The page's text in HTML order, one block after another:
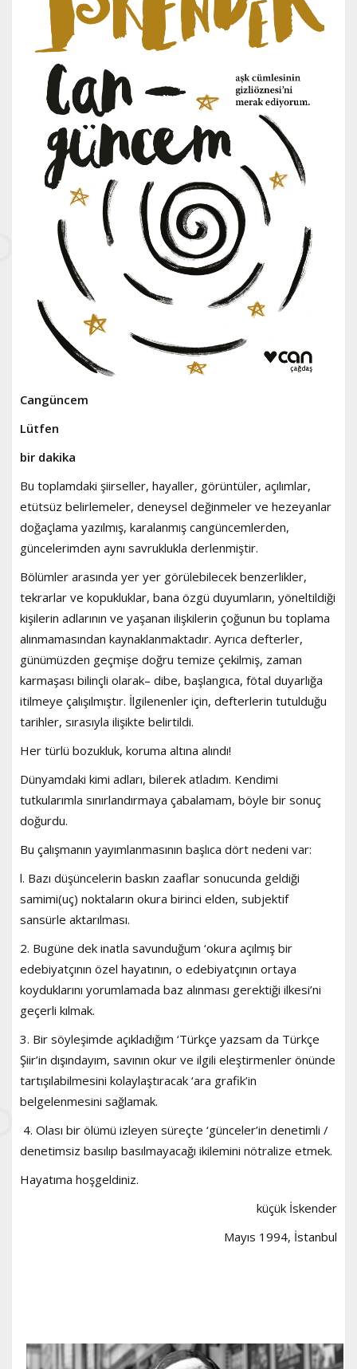
Cangüncem
Lütfen
bir dakika
Bu toplamdaki şiirseller, hayaller, görüntüler, açılımlar,
etütsüz belirlemeler, deneysel değinmeler ve hezeyanlar
doğaçlama yazılmış, karalanmış cangüncemlerden,
güncelerimden aynı savruklukla derlenmiştir.
Bölümler arasında yer yer görülebilecek benzerlikler,
tekrarlar ve kopukluklar, bana özgü duyumların, yöneltildiği
kişilerin adlarının ve yaşanan ilişkilerin çoğunun bu toplama
alınmamasından kaynaklanmaktadır. Ayrıca defterler,
günümüzden geçmişe doğru temize çekilmiş, zaman
karmaşası bilinçli olarak– dibe, başlangıca, fötal duyarlığa
itilmeye çalışılmıştır. İlgilenenler için, defterlerin tutulduğu
tarihler, sırasıyla ilişikte belirtildi.
Her türlü bozukluk, koruma altına alındı!
Dünyamdaki kimi adları, bilerek atladım. Kendimi
tutkularımla sınırlandırmaya çabalamam, böyle bir sonuç
doğurdu.
Bu çalışmanın yayımlanmasının başlıca dört nedeni var:
l. Bazı düşüncelerin baskın zaaflar sonucunda geldiği
samimi(uç) noktaların okura birinci elden, subjektif
sansürle aktarılması.
2. Bugüne dek inatla savunduğum ‘okura açılmış bir
edebiyatçının özel hayatının, o edebiyatçının ortaya
koyduklarını yorumlamada baz alınması gerektiği ilkesi’ni
geçerli kılmak.
3. Bir söyleşimde açıkladığım ‘Türkçe yazsam da Türkçe
Şiir’in dışındayım, savının okur ve ilgili eleştirmenler önünde
tartışılabilmesini kolaylaştıracak ‘ara grafik’in
belgelenmesini sağlamak.
4. Olası bir ölümü izleyen süreçte ‘günceler’in denetimli /
denetimsiz basılıp basılmayacağı ikilemini nötralize etmek.
Hayatıma hoşgeldiniz.
küçük İskender
Mayıs 1994, İstanbul